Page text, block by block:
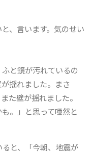
、言います。気のせい
と鏡が汚れているの
揺れました。まさ
た壁が揺れました。
。」と思って唖然と
と、「今朝、地震が